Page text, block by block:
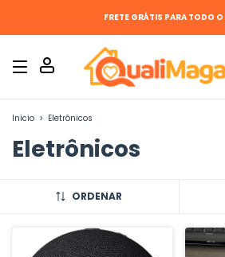
FRETE GRÁTIS PARA TODO O
Início > Eletrônicos
Eletrônicos
ORDENAR